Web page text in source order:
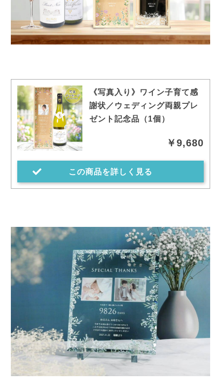
《写真入り》ワイン子育て感
謝状／ウェディング両親プレ
ゼント記念品（1個）
￥9,680
この商品を詳しく見る